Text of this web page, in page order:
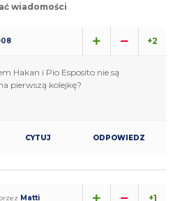
wiadomości
+2
Hakan i Pio Esposito nie są
pierwszą kolejkę?
CYTUJ ODPOWIEDZ
Matti +1